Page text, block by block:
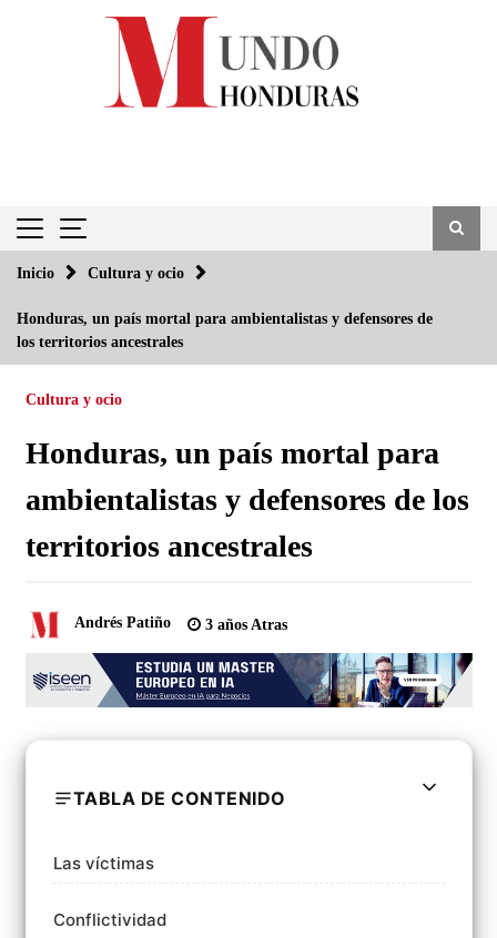
Inicio Cultura y ocio
Honduras, un país mortal para ambientalistas y defensores de
los territorios ancestrales
Cultura y ocio
Honduras, un país mortal para
ambientalistas y defensores de los
territorios ancestrales
Andrés Patiño 3 años Atras
TABLA DE CONTENIDO
Las víctimas
Conflictividad